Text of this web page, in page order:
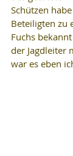
Schützen
Beteiligten zu
Fuchs
der Jagdleiter
war es eben